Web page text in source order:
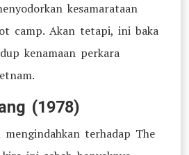
kesamarataan
camp. Akan tetapi, ini baka
kenamaan perkara
(1978)
mengindahkan terhadap The